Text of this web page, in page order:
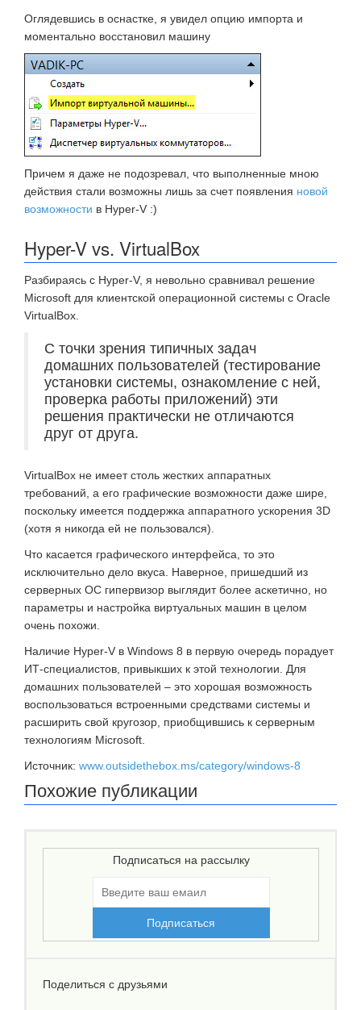
Оглядевшись в оснастке, я увидел опцию импорта и
моментально восстановил машину
Причем я даже не подозревал, что выполненные мною
действия стали возможны лишь за счет появления новой
возможности в Hyper-V :)
Hyper-V vs. VirtualBox
Разбираясь с Hyper-V, я невольно сравнивал решение
Microsoft для клиентской операционной системы с Oracle
VirtualBox.
С точки зрения типичных задач
домашних пользователей (тестирование
установки системы, ознакомление с ней,
проверка работы приложений) эти
решения практически не отличаются
друг от друга.
VirtualBox не имеет столь жестких аппаратных
требований, а его графические возможности даже шире,
поскольку имеется поддержка аппаратного ускорения 3D
(хотя я никогда ей не пользовался).
Что касается графического интерфейса, то это
исключительно дело вкуса. Наверное, пришедший из
серверных ОС гипервизор выглядит более аскетично, но
параметры и настройка виртуальных машин в целом
очень похожи.
Наличие Hyper-V в Windows 8 в первую очередь порадует
ИТ-специалистов, привыкших к этой технологии. Для
домашних пользователей – это хорошая возможность
воспользоваться встроенными средствами системы и
расширить свой кругозор, приобщившись к серверным
технологиям Microsoft.
Источник: www.outsidethebox.ms/category/windows-8
Похожие публикации
Подписаться на рассылку
Поделиться с друзьями